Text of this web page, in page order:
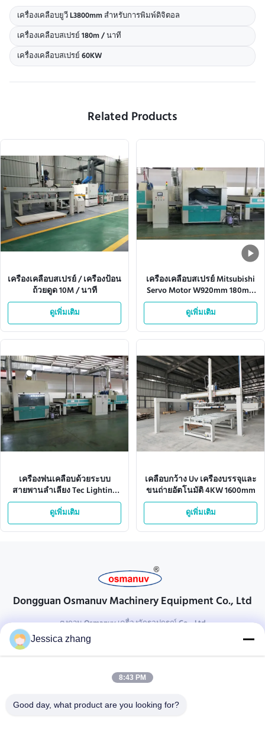
เครื่องเคลือบยูวี L3800mm สำหรับการพิมพ์ดิจิตอล
เครื่องเคลือบสเปรย์ 180m / นาที
เครื่องเคลือบสเปรย์ 60KW
Related Products
เครื่องเคลือบสเปรย์ / เครื่องป้อน
ถ้วยดูด 10M / นาที
ดูเพิ่มเติม
เครื่องเคลือบสเปรย์ Mitsubishi
Servo Motor W920mm 180m /
Min
ดูเพิ่มเติม
เครื่องพ่นเคลือบด้วยระบบ
สายพานลำเลียง Tec Lighting
380V 28kw
ดูเพิ่มเติม
เคลือบกว้าง Uv เครื่องบรรจุและ
ขนถ่ายอัตโนมัติ 4KW 1600mm
ดูเพิ่มเติม
Dongguan Osmanuv Machinery Equipment Co., Ltd
ตงกวน Osmanuv เครื่องจักรอุปกรณ์ Co. , Ltd
ติดต่อ
28 อุตสาหกรรมที่สอง Liu chong wei, Wanjiang, DongGuan,
86-769 -88125248
Jessica zhang
8:43 PM
Good day, what product are you looking for?